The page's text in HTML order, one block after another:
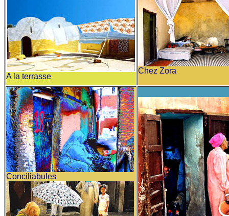
A la terrasse
Chez Zora
Conciliabules